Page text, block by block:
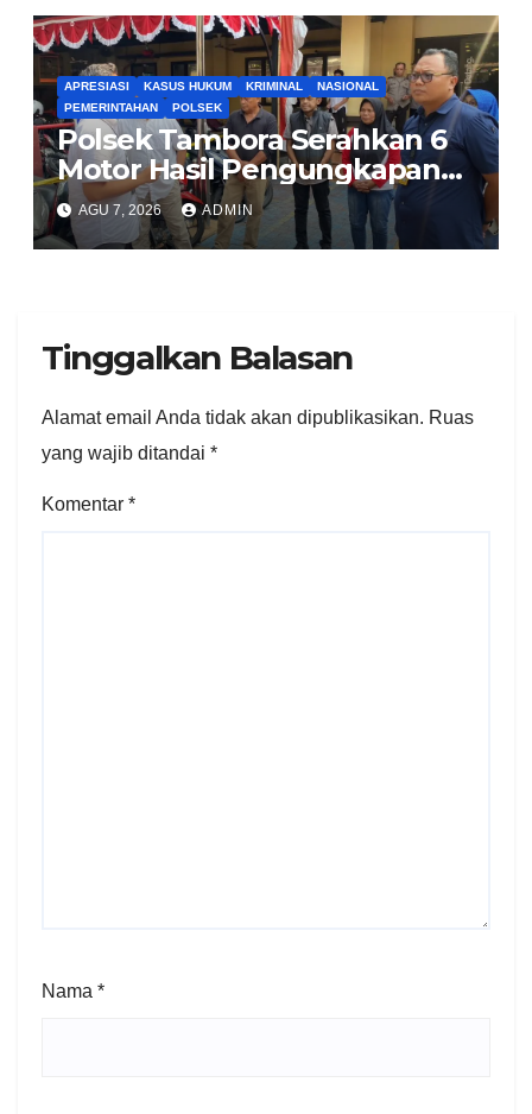
APRESIASI KASUS HUKUM KRIMINAL
NASIONAL
PEMERINTAHAN
POLSEK
Polsek Tambora Serahkan 6
Motor Hasil Pengungkapan
Kasus Curanmor Kepada
Pemilik Yang sah
AGU 7, 2026 ADMIN
Tinggalkan Balasan
Alamat email Anda tidak akan dipublikasikan. Ruas
yang wajib ditandai *
Komentar *
Nama *